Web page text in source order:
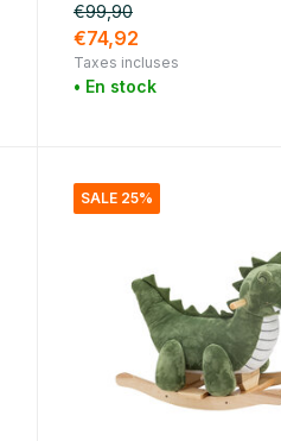
€99,90
€74,92
Taxes incluses
• En stock
SALE 25%